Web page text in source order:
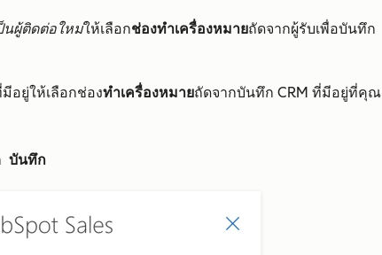
นผู้ติดต่อใหม่ให้เลือกช่องทำเครื่องหมายถัดจากผู้รับเพื่อบันทึก
อยู่ให้เลือกช่องทำเครื่องหมายถัดจากบันทึก CRM ที่มีอยู่ที่คุณ
บันทึก